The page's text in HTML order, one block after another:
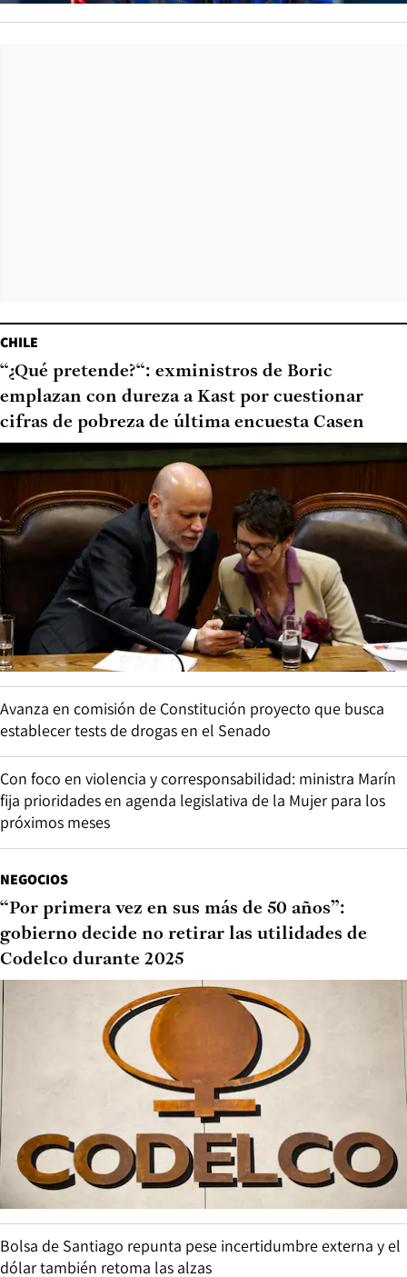
CHILE
“¿Qué pretende?“: exministros de Boric
emplazan con dureza a Kast por cuestionar
cifras de pobreza de última encuesta Casen
Avanza en comisión de Constitución proyecto que busca
establecer tests de drogas en el Senado
Con foco en violencia y corresponsabilidad: ministra Marín
fija prioridades en agenda legislativa de la Mujer para los
próximos meses
NEGOCIOS
“Por primera vez en sus más de 50 años”:
gobierno decide no retirar las utilidades de
Codelco durante 2025
Bolsa de Santiago repunta pese incertidumbre externa y el
dólar también retoma las alzas